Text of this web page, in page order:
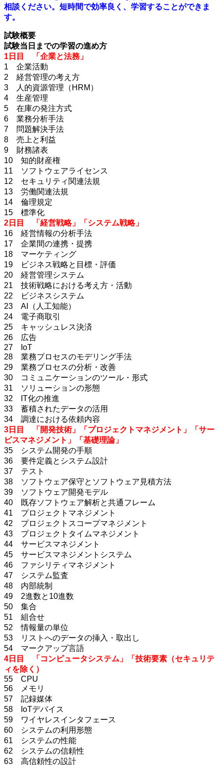
相談ください。短時間で効率良く、学習することができま
す。
試験概要
試験当日までの学習の進め方
1日目 「企業と法務」
1 企業活動
2 経営管理の考え方
3 人的資源管理（HRM）
4 生産管理
5 在庫の発注方式
6 業務分析手法
7 問題解決手法
8 売上と利益
9 財務諸表
10 知的財産権
11 ソフトウェアライセンス
12 セキュリティ関連法規
13 労働関連法規
14 倫理規定
15 標準化
2日目 「経営戦略」「システム戦略」
16 経営情報の分析手法
17 企業間の連携・提携
18 マーケティング
19 ビジネス戦略と目標・評価
20 経営管理システム
21 技術戦略における考え方・活動
22 ビジネスシステム
23 AI（人工知能）
24 電子商取引
25 キャッシュレス決済
26 広告
27 IoT
28 業務プロセスのモデリング手法
29 業務プロセスの分析・改善
30 コミュニケーションのツール・形式
31 ソリューションの形態
32 IT化の推進
33 蓄積されたデータの活用
34 調達における依頼内容
3日目 「開発技術」「プロジェクトマネジメント」「サー
ビスマネジメント」「基礎理論」
35 システム開発の手順
36 要件定義とシステム設計
37 テスト
38 ソフトウェア保守とソフトウェア見積方法
39 ソフトウェア開発モデル
40 既存ソフトウェア解析と共通フレーム
41 プロジェクトマネジメント
42 プロジェクトスコープマネジメント
43 プロジェクトタイムマネジメント
44 サービスマネジメント
45 サービスマネジメントシステム
46 ファシリティマネジメント
47 システム監査
48 内部統制
49 2進数と10進数
50 集合
51 組合せ
52 情報量の単位
53 リストへのデータの挿入・取出し
54 マークアップ言語
4日目 「コンピュータシステム」「技術要素（セキュリテ
ィを除く）
55 CPU
56 メモリ
57 記録媒体
58 IoTデバイス
59 ワイヤレスインタフェース
60 システムの利用形態
61 システムの性能
62 システムの信頼性
63 高信頼性の設計